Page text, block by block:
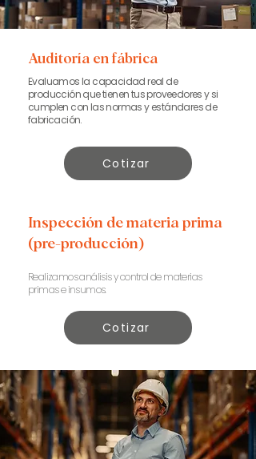
Auditoría en fábrica
Evaluamos la capacidad real de
producción que tienen tus proveedores y si
cumplen con las normas y estándares de
fabricación.
Cotizar
Inspección de materia prima
(pre-producción)
Realizamos análisis y control de materias
primas e insumos.
Cotizar